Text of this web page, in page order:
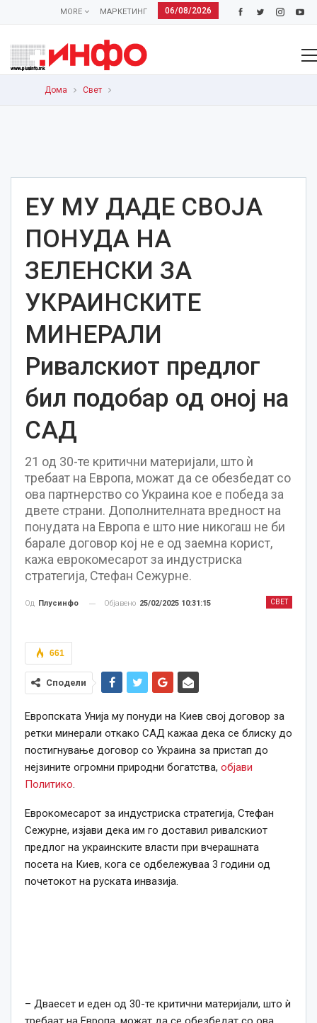
06/08/2026
МАРКЕТИНГ
MORE
Дома Свет
ЕУ МУ ДАДЕ СВОЈА
ПОНУДА НА
ЗЕЛЕНСКИ ЗА
УКРАИНСКИТЕ
МИНЕРАЛИ
Ривалскиот предлог
бил подобар од оној на
САД
21 од 30-те критични материјали, што ѝ
требаат на Европа, можат да се обезбедат со
ова партнерство со Украина кое е победа за
двете страни. Дополнителната вредност на
понудата на Европа е што ние никогаш не би
барале договор кој не е од заемна корист,
кажа еврокомесарот за индустриска
стратегија, Стефан Сежурне.
СВЕТ
Од Плусинфо Објавено 25/02/2025 10:31:15
661
Сподели
Европската Унија му понуди на Киев свој договор за
ретки минерали откако САД кажаа дека се блиску до
постигнување договор со Украина за пристап до
нејзините огромни природни богатства, објави
Политико.
Еврокомесарот за индустриска стратегија, Стефан
Сежурне, изјави дека им го доставил ривалскиот
предлог на украинските власти при вчерашната
посета на Киев, кога се одбележуваа 3 години од
почетокот на руската инвазија.
– Дваесет и еден од 30-те критични материјали, што ѝ